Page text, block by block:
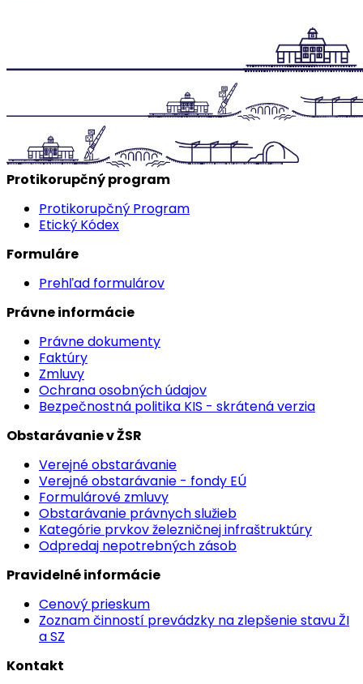
Protikorupčný program
Protikorupčný Program
Etický Kódex
Formuláre
Prehľad formulárov
Právne informácie
Právne dokumenty
Faktúry
Zmluvy
Ochrana osobných údajov
Bezpečnostná politika KIS - skrátená verzia
Obstarávanie v ŽSR
Verejné obstarávanie
Verejné obstarávanie - fondy EÚ
Formulárové zmluvy
Obstarávanie právnych služieb
Kategórie prvkov železničnej infraštruktúry
Odpredaj nepotrebných zásob
Pravidelné informácie
Cenový prieskum
Zoznam činností prevádzky na zlepšenie stavu ŽI
a SZ
Kontakt